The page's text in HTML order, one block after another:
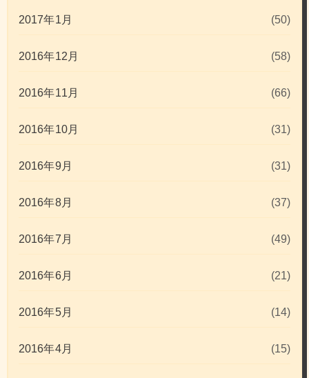
2017年1月 (50)
2016年12月 (58)
2016年11月 (66)
2016年10月 (31)
2016年9月 (31)
2016年8月 (37)
2016年7月 (49)
2016年6月 (21)
2016年5月 (14)
2016年4月 (15)